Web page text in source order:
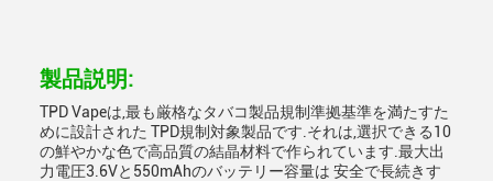
製品説明:
TPD Vapeは,最も厳格なタバコ製品規制準拠基準を満たすた
めに設計された TPD規制対象製品です.それは,選択できる10
の鮮やかな色で高品質の結晶材料で作られています.最大出
力電圧3.6Vと550mAhのバッテリー容量は 安全で長続きす